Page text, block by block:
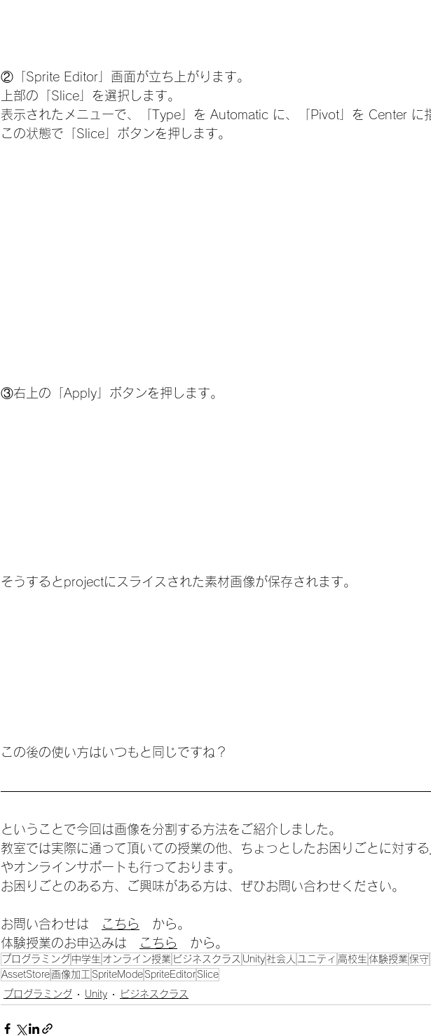
②「Sprite Editor」画面が立ち上がります。
上部の「Slice」を選択します。
表示されたメニューで、「Type」を Automatic に、「Pivot」を Center に
この状態で「Slice」ボタンを押します。
③右上の「Apply」ボタンを押します。
そうするとprojectにスライスされた素材画像が保存されます。
この後の使い方はいつもと同じですね？
ということで今回は画像を分割する方法をご紹介しました。
教室では実際に通って頂いての授業の他、ちょっとしたお困りごとに対する
やオンラインサポートも行っております。
お困りごとのある方、ご興味がある方は、ぜひお問い合わせください。
お問い合わせは こちら
から。
体験授業のお申込みは
こちら から。
プログラミング 中学生 オンライン授業 ビジネスクラス Unity社会人 ユニティ 高校生 体験授業 保守
AssetStore 画像加工 SpriteMode SpriteEditor Slice
プログラミング
Unity ビジネスクラス